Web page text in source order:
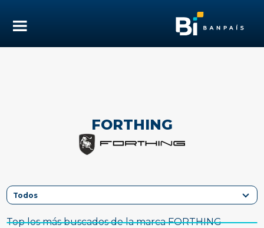
FORTHING
Top los más buscados de la marca FORTHING